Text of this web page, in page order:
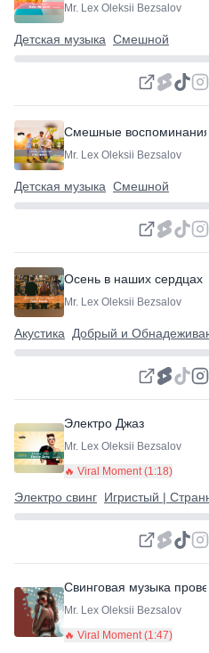
Mr. Lex Oleksii Bezsalov
Детская музыка Смешной
Смешные воспоминания
Mr. Lex Oleksii Bezsalov
Детская музыка Смешной
Осень в наших сердцах
Mr. Lex Oleksii Bezsalov
Акустика Добрый и
Электро Джаз
Mr. Lex Oleksii Bezsalov
🔥 Viral Moment (1:18)
Электро свинг Игристый |
Свинговая музыка
Mr. Lex Oleksii Bezsalov
🔥 Viral Moment (1:47)